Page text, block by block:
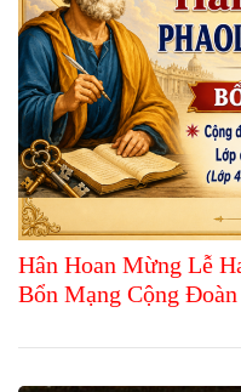
Hân Hoan Mừng Lễ
Bổn Mạng Cộng